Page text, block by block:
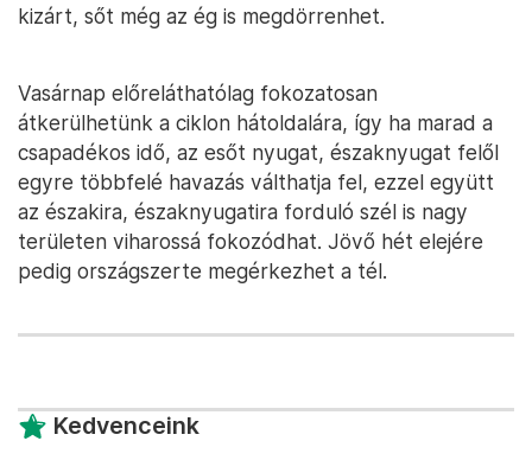
kizárt, sőt még az ég is megdörrenhet.
Vasárnap előreláthatólag fokozatosan
átkerülhetünk a ciklon hátoldalára, így ha marad a
csapadékos idő, az esőt nyugat, északnyugat felől
egyre többfelé havazás válthatja fel, ezzel együtt
az északira, északnyugatira forduló szél is nagy
területen viharossá fokozódhat. Jövő hét elejére
pedig országszerte megérkezhet a tél.
Kedvenceink